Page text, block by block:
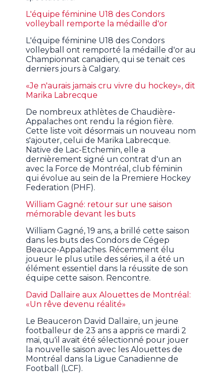
L'équipe féminine U18 des Condors
volleyball remporte la médaille d'or
L'équipe féminine U18 des Condors
volleyball ont remporté la médaille d'or au
Championnat canadien, qui se tenait ces
derniers jours à Calgary.
«Je n'aurais jamais cru vivre du hockey», dit
Marika Labrecque
De nombreux athlètes de Chaudière-
Appalaches ont rendu la région fière.
Cette liste voit désormais un nouveau nom
s'ajouter, celui de Marika Labrecque.
Native de Lac-Etchemin, elle a
dernièrement signé un contrat d'un an
avec la Force de Montréal, club féminin
qui évolue au sein de la Premiere Hockey
Federation (PHF).
William Gagné: retour sur une saison
mémorable devant les buts
William Gagné, 19 ans, a brillé cette saison
dans les buts des Condors de Cégep
Beauce-Appalaches. Récemment élu
joueur le plus utile des séries, il a été un
élément essentiel dans la réussite de son
équipe cette saison. Rencontre.
David Dallaire aux Alouettes de Montréal:
«Un rêve devenu réalité»
Le Beauceron David Dallaire, un jeune
footballeur de 23 ans a appris ce mardi 2
mai, qu'il avait été sélectionné pour jouer
la nouvelle saison avec les Alouettes de
Montréal dans la Ligue Canadienne de
Football (LCF).